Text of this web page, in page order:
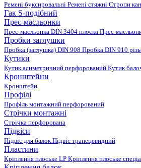
Ремені буксировальні Ремені стяжні Стропи
Гак S-подібний
Прес-масльонки
Прес-масльонка DIN 3404 плоска Прес-
Пробки заглушки
Пробка (заглушка) DIN 908 Пробка DIN 910
Кутики
Кутик асиметричний перфорований Кутик
Кронштейни
Кронштейн
Профілі
Профіль монтажний перфорований
Стрічки монтажні
Стрічка перфорована
Підвіси
Підвіс для балокПідвіс трапецевидний
Пластини
Кріплення плоське LP Кріплення плоське